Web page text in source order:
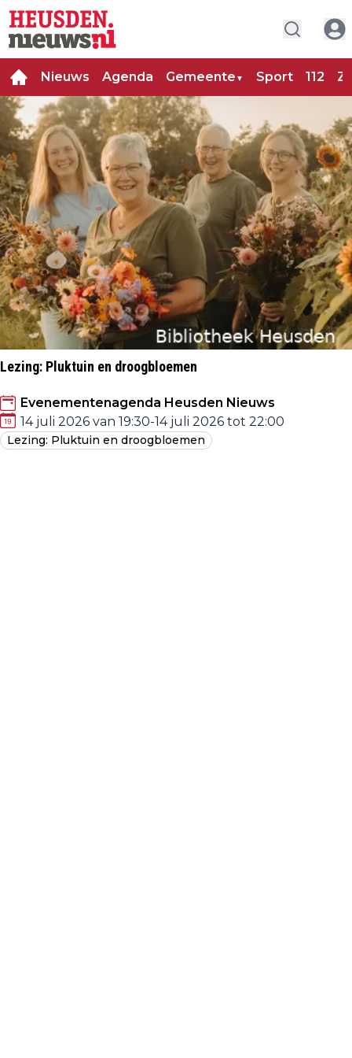
Nieuws Agenda Gemeente ▼ Sport 112
Lezing: Pluktuin en droogbloemen
Evenementenagenda Heusden Nieuws
14 juli 2026 van 19:30-14 juli 2026 tot 22:00
Lezing: Pluktuin en droogbloemen